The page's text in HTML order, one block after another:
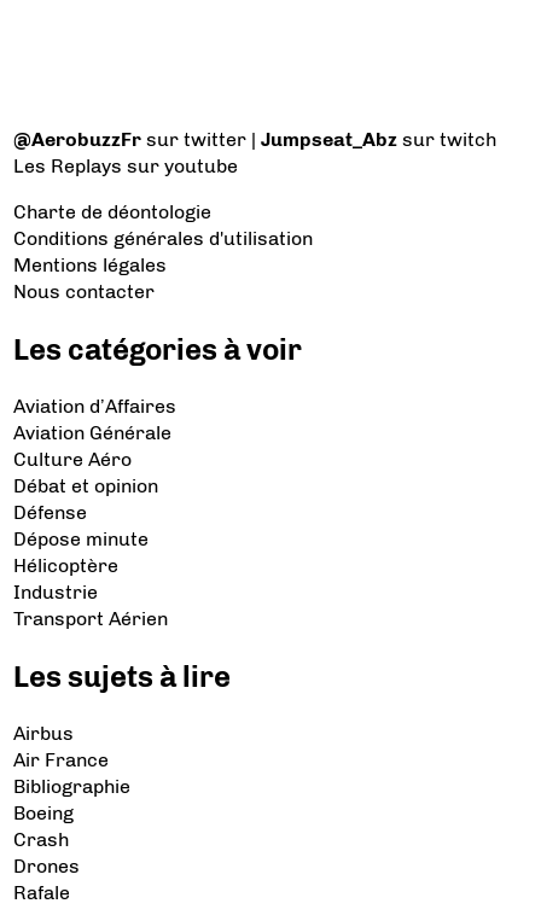
@AerobuzzFr sur twitter |Jumpseat_Abz sur twitch
Les Replays sur youtube
Charte de déontologie
Conditions générales d'utilisation
Mentions légales
Nous contacter
Les catégories à voir
Aviation d’Affaires
Aviation Générale
Culture Aéro
Débat et opinion
Défense
Dépose minute
Hélicoptère
Industrie
Transport Aérien
Les sujets à lire
Airbus
Air France
Bibliographie
Boeing
Crash
Drones
Rafale